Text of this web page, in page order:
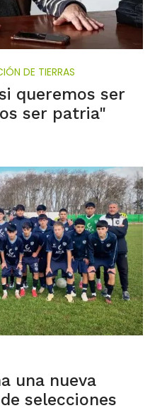
DE TIERRAS
queremos ser
ser patria"
una nueva
selecciones